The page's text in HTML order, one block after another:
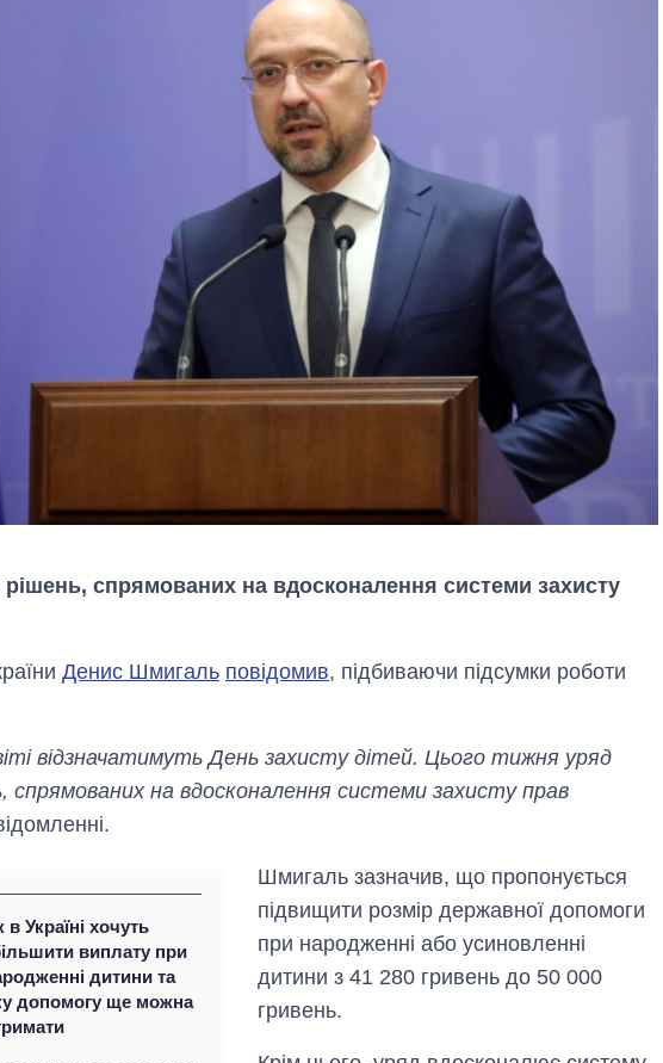
спрямованих на вдосконалення системи захисту
Денис Шмигаль повідомив, підбиваючи підсумки роботи
відзначатимуть День захисту дітей. Цього тижня уряд
спрямованих на вдосконалення системи захисту прав
в Україні хочуть
виплату при
дитини та
допомогу ще можна
Шмигаль зазначив, що пропонується
підвищити розмір державної допомоги
при народженні або усиновленні
дитини з 41 280 гривень до 50 000
гривень.
Вісім масованих
ударів по Україні
головною ціллю